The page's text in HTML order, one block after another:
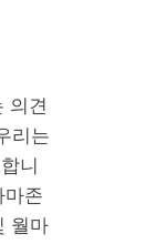
의견
리는
니
존
월마